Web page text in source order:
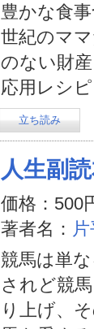
豊かな食
世紀のマ
のない財
応用レシ
立ち読み
人生副
価格：500
著者名：
競馬は単
されど競
り上げ、